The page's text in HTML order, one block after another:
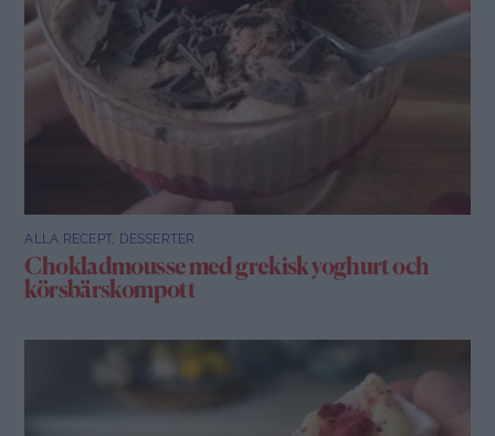
ALLA RECEPT, DESSERTER
Chokladmousse med grekisk yoghurt och
körsbärskompott